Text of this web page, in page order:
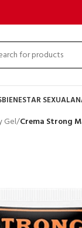
BIENESTAR SEXUAL
Gel/Crema Strong